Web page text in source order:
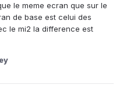
le meme ecran que sur le
de base est celui des
le mi2 la difference est